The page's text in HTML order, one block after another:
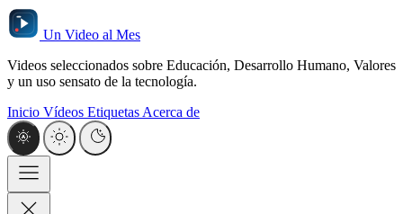
Un Video al Mes
Videos seleccionados sobre Educación, Desarrollo Humano, Valores
y un uso sensato de la tecnología.
Inicio Vídeos Etiquetas Acerca de